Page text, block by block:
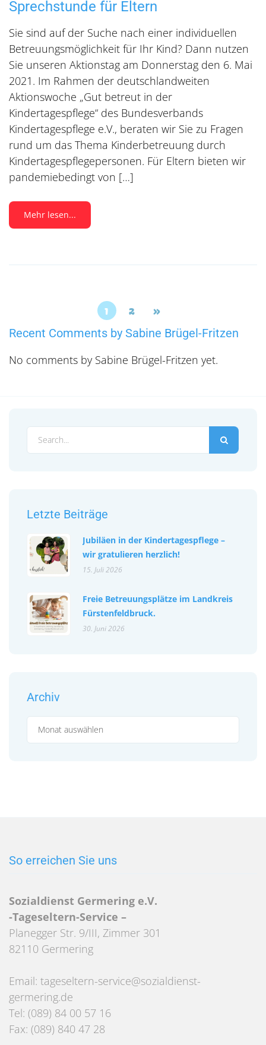
Sprechstunde für Eltern
Sie sind auf der Suche nach einer individuellen
Betreuungsmöglichkeit für Ihr Kind? Dann nutzen
Sie unseren Aktionstag am Donnerstag den 6. Mai
2021. Im Rahmen der deutschlandweiten
Aktionswoche „Gut betreut in der
Kindertagespflege“ des Bundesverbands
Kindertagespflege e.V., beraten wir Sie zu Fragen
rund um das Thema Kinderbetreuung durch
Kindertagespflegepersonen. Für Eltern bieten wir
pandemiebedingt von […]
Mehr lesen...
1 2 »
Recent Comments by Sabine Brügel-Fritzen
No comments by Sabine Brügel-Fritzen yet.
Letzte Beiträge
Jubiläen in der Kindertagespflege –
wir gratulieren herzlich!
15. Juli 2026
Freie Betreuungsplätze im Landkreis
Fürstenfeldbruck.
30. Juni 2026
Archiv
So erreichen Sie uns
Sozialdienst Germering e.V.
-Tageseltern-Service –
Planegger Str. 9/III, Zimmer 301
82110 Germering
Email: tageseltern-service@sozialdienst-
germering.de
Tel: (089) 84 00 57 16
Fax: (089) 840 47 28